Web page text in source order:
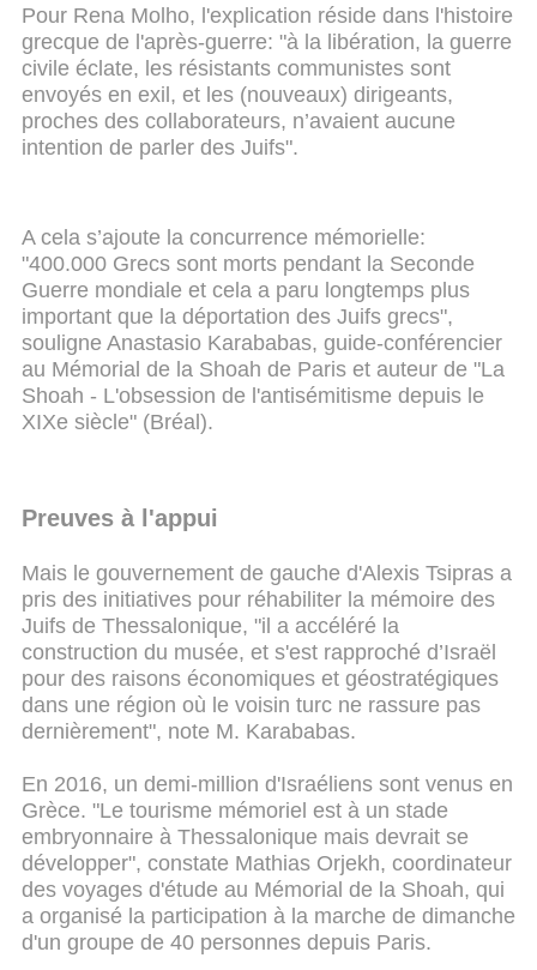
Pour Rena Molho, l'explication réside dans l'histoire
grecque de l'après-guerre: "à la libération, la guerre
civile éclate, les résistants communistes sont
envoyés en exil, et les (nouveaux) dirigeants,
proches des collaborateurs, n’avaient aucune
intention de parler des Juifs".
A cela s’ajoute la concurrence mémorielle:
"400.000 Grecs sont morts pendant la Seconde
Guerre mondiale et cela a paru longtemps plus
important que la déportation des Juifs grecs",
souligne Anastasio Karababas, guide-conférencier
au Mémorial de la Shoah de Paris et auteur de "La
Shoah - L'obsession de l'antisémitisme depuis le
XIXe siècle" (Bréal).
Preuves à l'appui
Mais le gouvernement de gauche d'Alexis Tsipras a
pris des initiatives pour réhabiliter la mémoire des
Juifs de Thessalonique, "il a accéléré la
construction du musée, et s'est rapproché d’Israël
pour des raisons économiques et géostratégiques
dans une région où le voisin turc ne rassure pas
dernièrement", note M. Karababas.
En 2016, un demi-million d'Israéliens sont venus en
Grèce. "Le tourisme mémoriel est à un stade
embryonnaire à Thessalonique mais devrait se
développer", constate Mathias Orjekh, coordinateur
des voyages d'étude au Mémorial de la Shoah, qui
a organisé la participation à la marche de dimanche
d'un groupe de 40 personnes depuis Paris.